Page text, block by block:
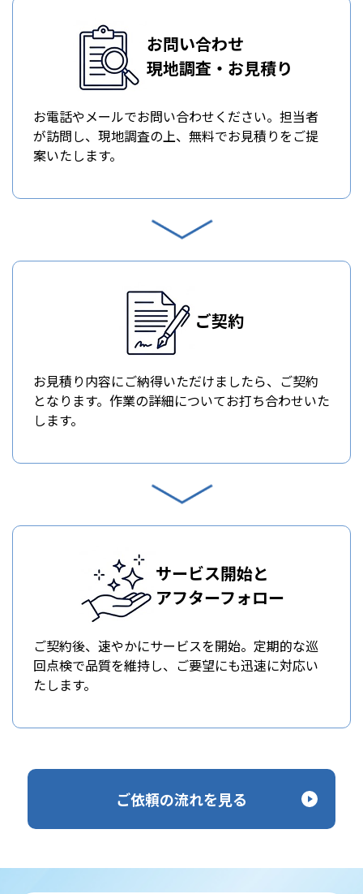
お問い合わせ
現地調査・お見積り
お電話やメールでお問い合わせください。担当者
が訪問し、現地調査の上、無料でお見積りをご提
案いたします。
ご契約
お見積り内容にご納得いただけましたら、ご契約
となります。作業の詳細についてお打ち合わせいた
します。
サービス開始と
アフターフォロー
ご契約後、速やかにサービスを開始。定期的な巡
回点検で品質を維持し、ご要望にも迅速に対応い
たします。
ご依頼の流れを見る